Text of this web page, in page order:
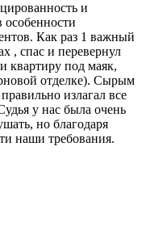
и
особенности
Как раз 1 важный
, спас и перевернул
квартиру под маяк,
отделке). Сырым
излагал все
у нас была очень
но благодаря
наши требования.